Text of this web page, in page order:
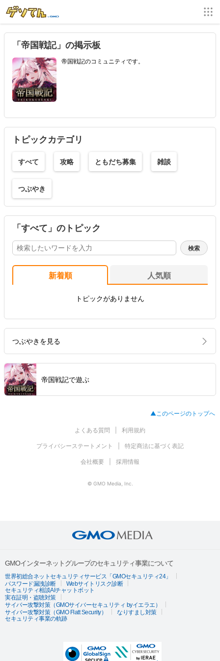
「帝国戦記」の掲示板
帝国戦記のコミュニティです。
トピックカテゴリ
すべて 攻略 ともだち募集 雑談
つぶやき
「すべて」のトピック
新着順 人気順
トピックがありません
つぶやきを見る
帝国戦記で遊ぶ
▲このページのトップへ
よくある質問 利用規約
プライバシーステートメント 特定商法に基づく表記
会社概要 採用情報
© GMO Media, Inc.
GMOインターネットグループのセキュリティ事業について
世界初総合ネットセキュリティサービス「GMOセキュリティ24」
パスワード漏洩診断
Webサイトリスク診断
セキュリティ相談AIチャットボット
実在証明・盗聴対策
サイバー攻撃対策（GMOサイバーセキュリティ byイエラエ）
サイバー攻撃対策（GMO Flatt Security）
なりすまし対策
セキュリティ事業の軌跡